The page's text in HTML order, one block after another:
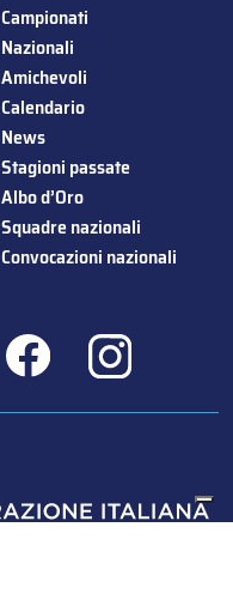
Campionati
Nazionali
Amichevoli
Calendario
News
Stagioni passate
Albo d’Oro
Squadre nazionali
Convocazioni nazionali